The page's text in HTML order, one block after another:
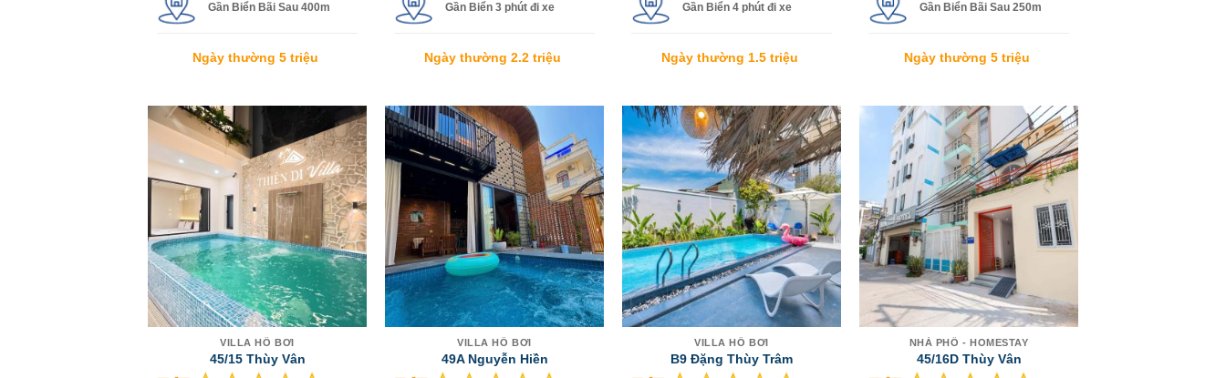
Gần Biển Bãi Sau 400m
Ngày thường 5 triệu
Gần Biển 3 phút đi xe
Ngày thường 2.2 triệu
Gần Biển 4 phút đi xe
Ngày thường 1.5 triệu
Gần Biển Bãi Sau 250m
Ngày thường 5 triệu
VILLA HỒ BƠI
45/15 Thùy Vân
VILLA HỒ BƠI
49A Nguyễn Hiền
VILLA HỒ BƠI
B9 Đặng Thùy Trâm
NHÀ PHỐ - HOMESTAY
45/16D Thùy Vân